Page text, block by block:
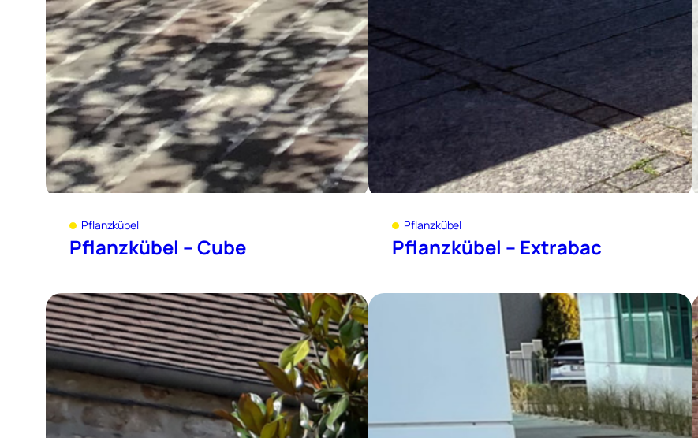
Pflanzkübel
Pflanzkübel – Cube
Pflanzkübel
Pflanzkübel – Extrabac